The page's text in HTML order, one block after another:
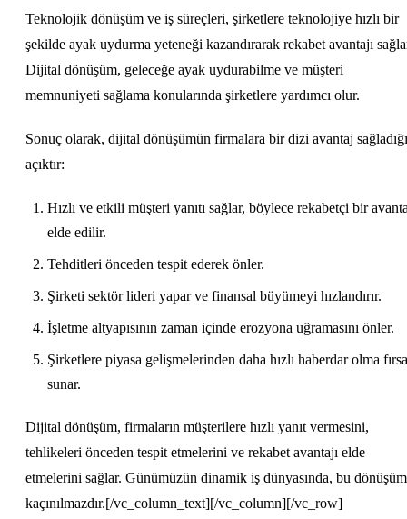
Teknolojik dönüşüm ve iş süreçleri, şirketlere teknolojiye hızlı bir
şekilde ayak uydurma yeteneği kazandırarak rekabet avantajı
Dijital dönüşüm, geleceğe ayak uydurabilme ve müşteri
memnuniyeti sağlama konularında şirketlere yardımcı olur.
Sonuç olarak, dijital dönüşümün firmalara bir dizi avantaj sağladığı
açıktır:
Hızlı ve etkili müşteri yanıtı sağlar, böylece rekabetçi bir
elde edilir.
Tehditleri önceden tespit ederek önler.
Şirketi sektör lideri yapar ve finansal büyümeyi hızlandırır.
İşletme altyapısının zaman içinde erozyona uğramasını önler.
Şirketlere piyasa gelişmelerinden daha hızlı haberdar olma
sunar.
Dijital dönüşüm, firmaların müşterilere hızlı yanıt vermesini,
tehlikeleri önceden tespit etmelerini ve rekabet avantajı elde
etmelerini sağlar. Günümüzün dinamik iş dünyasında, bu dönüşüm
kaçınılmazdır.[/vc_column_text][/vc_column][/vc_row]